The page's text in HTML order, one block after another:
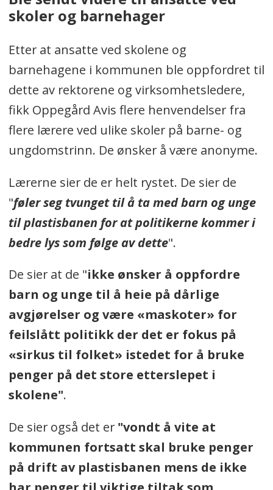
skoler og barnehager
Etter at ansatte ved skolene og
barnehagene i kommunen ble oppfordret til
dette av rektorene og virksomhetsledere,
fikk Oppegård Avis flere henvendelser fra
flere lærere ved ulike skoler på barne- og
ungdomstrinn. De ønsker å være anonyme.
Lærerne sier de er helt rystet. De sier de
"føler seg tvunget til å ta med barn og unge
til plastisbanen for at politikerne kommer i
bedre lys som følge av dette".
De sier at de "ikke ønsker å oppfordre
barn og unge til å heie på dårlige
avgjørelser og være «maskoter» for
feilslått politikk der det er fokus på
«sirkus til folket» istedet for å bruke
penger på det store etterslepet i
skolene".
De sier også det er "vondt å vite at
kommunen fortsatt skal bruke penger
på drift av plastisbanen mens de ikke